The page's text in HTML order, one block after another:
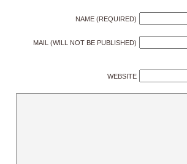
NAME (REQUIRED)
MAIL (WILL NOT BE PUBLISHED)
WEBSITE